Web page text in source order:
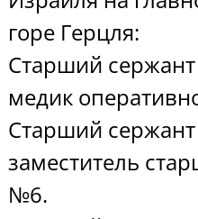
горе Герцля:
Старший
медик
Старший
заместитель
№6.